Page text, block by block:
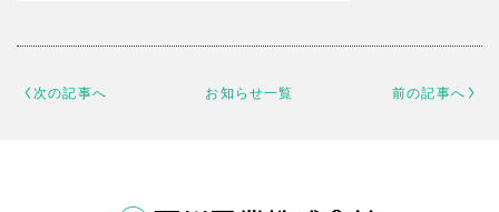
次の記事へ お知らせ一覧 前の記事へ